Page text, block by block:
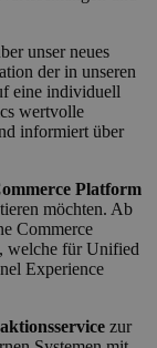
unser neues
der in unseren
eine individuell
wertvolle
informiert über
Platform
möchten. Ab
Commerce
welche für Unified
Experience
zur